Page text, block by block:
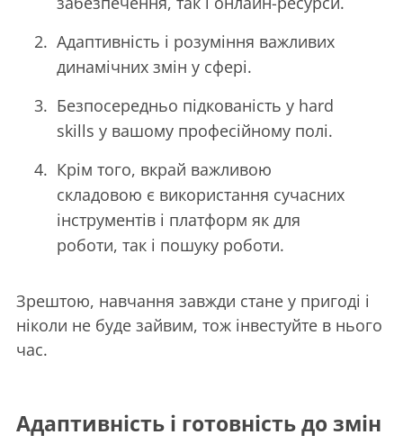
Адаптивність і розуміння важливих
динамічних змін у сфері.
Безпосередньо підкованість у hard
skills у вашому професійному полі.
Крім того, вкрай важливою
складовою є використання сучасних
інструментів і платформ як для
роботи, так і пошуку роботи.
Зрештою, навчання завжди стане у пригоді і
ніколи не буде зайвим, тож інвестуйте в нього
час.
Адаптивність і готовність до змін